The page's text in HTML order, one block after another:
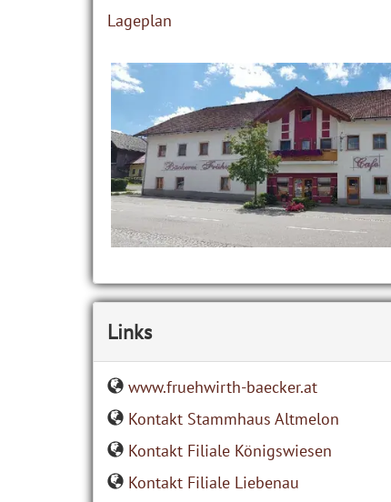
Lageplan
Links
www.fruehwirth-baecker.at
Kontakt Stammhaus Altmelon
Kontakt Filiale Königswiesen
Kontakt Filiale Liebenau